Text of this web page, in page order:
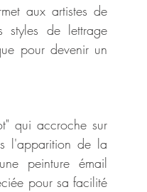
aux artistes de
styles de lettrage
pour devenir un
qui accroche sur
l'apparition de la
peinture émail
pour sa facilité